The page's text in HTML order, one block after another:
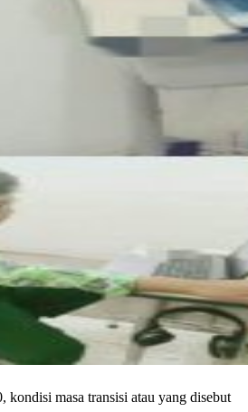
kondisi masa transisi atau yang disebut